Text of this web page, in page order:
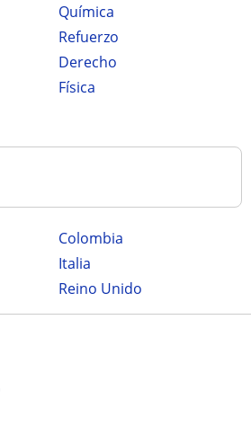
Química
Refuerzo
Derecho
Física
Colombia
Italia
Reino Unido